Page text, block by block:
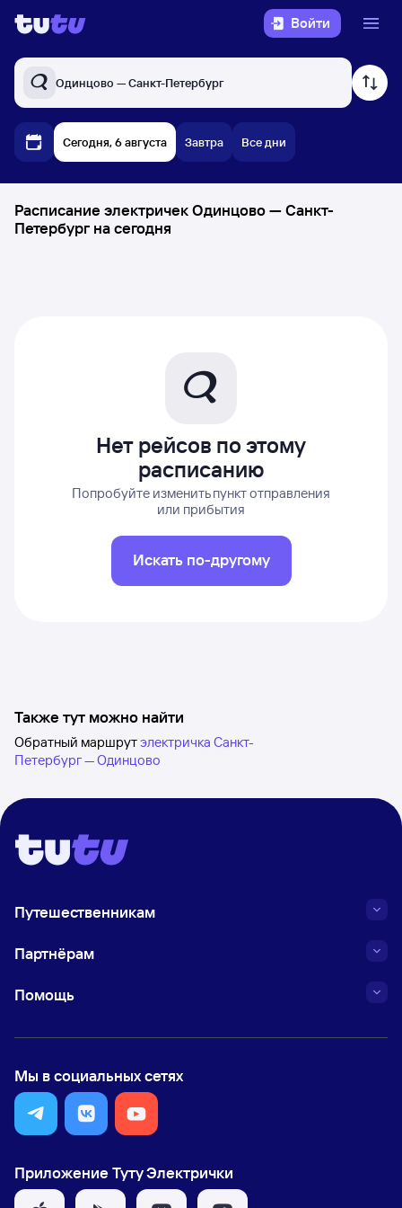
Войти
Одинцово — Санкт-Петербург
Сегодня, 6 августа Завтра Все дни
Расписание электричек Одинцово — Санкт-
Петербург на сегодня
Нет рейсов по этому
расписанию
Попробуйте изменить пункт отправления
или прибытия
Искать по-другому
Также тут можно найти
Обратный маршрутэлектричка Санкт-
Петербург — Одинцово
Путешественникам
Партнёрам
Помощь
Мы в социальных сетях
Приложение Туту Электрички